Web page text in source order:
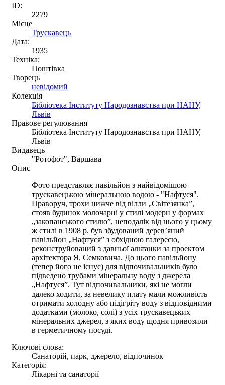
ID:
2279
Місце
Трускавець
Дата:
1935
Техніка:
Поштівка
Творець
невідомий
Колекція
Бібліотека Інституту Народознавства при НАНУ,
Львів
Правове регулювання
Бібліотека Інституту Народознавства при НАНУ,
Львів
Видавець
"Ротофот", Варшава
Опис
Фото представляє павільйон з найвідомішою
трускавецькою мінеральною водою - "Нафтуся".
Праворуч, трохи нижче від вілли „Світезянка”,
стояв будинок молочарні у стилі модерн у формах
„закопанського стилю”, неподалік від нього у цьому
ж стилі в 1908 р. був збудований дерев’яний
павільйон „Нафтуся” з обхідною галереєю,
реконструйований з давньої альтанки за проектом
архітектора Я. Семковича. До цього павільйону
(тепер його не існує) для відпочивальників було
підведено трубами мінеральну воду з джерела
„Нафтуся”. Тут відпочивальники, які не могли
далеко ходити, за невелику плату мали можливість
отримати холодну або підігріту воду з відповідними
додатками (молоко, солі) з усіх трускавецьких
мінеральних джерел, з яких воду щодня привозили
в герметичному посуді.
Ключові слова:
Санаторій, парк, джерело, відпочинок
Категорія:
Лікарні та санаторії